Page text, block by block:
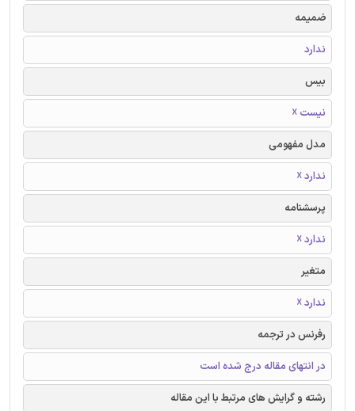
ضمیمه
ندارد
بیس
نیست ☓
مدل مفهومی
ندارد ☓
پرسشنامه
ندارد ☓
متغیر
ندارد ☓
رفرنس در ترجمه
در انتهای مقاله درج شده است
رشته و گرایش های مرتبط با این مقاله